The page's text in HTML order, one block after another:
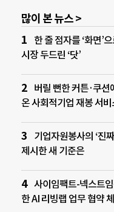
많이 본 뉴스 >
한 줄 점자를 ‘화면’
시장 두드린 ‘닷’
버릴 뻔한 커튼·쿠
온 사회적기업 재봉 서비
기업자원봉사의 ‘진
제시한 새 기준은
사이임팩트-넥스트
한 AI 리빙랩 업무 협약